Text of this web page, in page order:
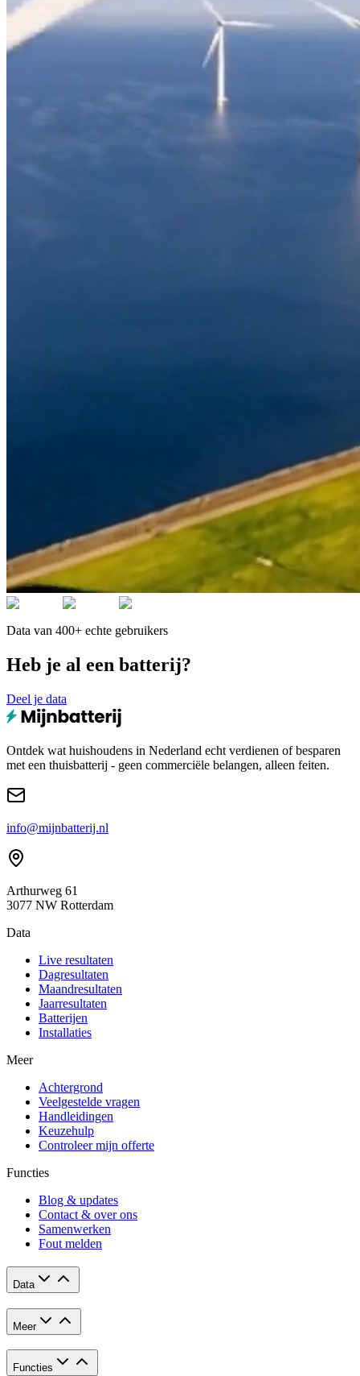
Data van 400+ echte gebruikers
Heb je al een batterij?
Deel je data
Ontdek wat huishoudens in Nederland echt verdienen of besparen
met een thuisbatterij - geen commerciële belangen, alleen feiten.
info@mijnbatterij.nl
Arthurweg 61
3077 NW Rotterdam
Data
Live resultaten
Dagresultaten
Maandresultaten
Jaarresultaten
Batterijen
Installaties
Meer
Achtergrond
Veelgestelde vragen
Handleidingen
Keuzehulp
Controleer mijn offerte
Functies
Blog & updates
Contact & over ons
Samenwerken
Fout melden
Data
Meer
Functies